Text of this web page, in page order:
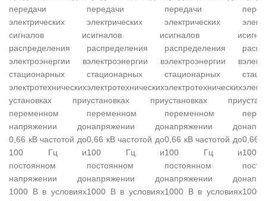
передачи
электрических
сигналов и
распределения
электроэнергии в
стационарных
электротехнических
установках при
переменном
напряжении до
0,66 кВ частотой до
100 Гц и
постоянном
напряжении до
1000 В в условиях
передачи
электрических
сигналов и
распределения
электроэнергии в
стационарных
электротехнических
установках при
переменном
напряжении до
0,66 кВ частотой до
100 Гц и
постоянном
напряжении до
1000 В в условиях
передачи
электрических
сигналов и
распределения
электроэнергии в
стационарных
электротехнических
установках при
переменном
напряжении до
0,66 кВ частотой до
100 Гц и
постоянном
напряжении до
1000 В в условиях
0,66
1000